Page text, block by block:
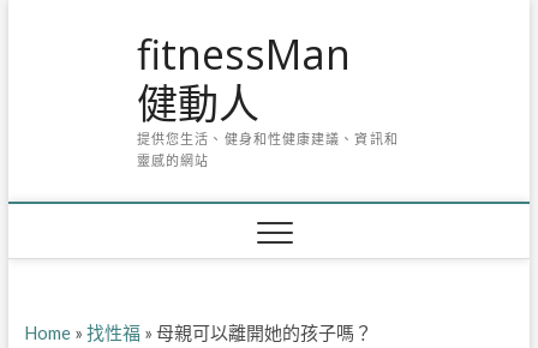
fitnessMan
健動人
提供您生活、健身和性健康建議、資訊和
靈感的網站
Home» 找性福 » 母親可以離開她的孩子嗎？